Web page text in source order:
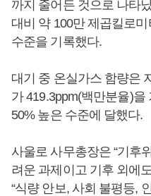
까지 줄어든 것으로 나타
대비 약 100만 제곱킬로
수준을 기록했다.
대기 중 온실가스 함량은
가 419.3ppm(백만분율)
50% 높은 수준에 달했다.
사울로 사무총장은 “기후
려운 과제이고 기후 외에
“식량 안보, 사회 불평등,